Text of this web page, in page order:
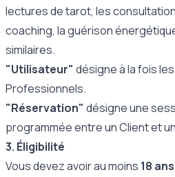
lectures de tarot, les
coaching, la guérison
similaires.
"Utilisateur" désigne à la fois
Professionnels.
"Réservation" désigne une
programmée entre un Client et
3. Éligibilité
Vous devez avoir au moins 18 ans